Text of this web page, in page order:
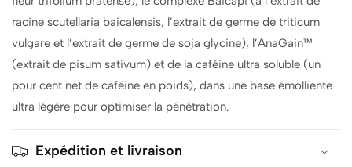
racine scutellaria baicalensis, l’extrait de germe de triticum
vulgare et l’extrait de germe de soja glycine), l’AnaGain™
(extrait de pisum sativum) et de la caféine ultra soluble (un
pour cent net de caféine en poids), dans une base émolliente
ultra légère pour optimiser la pénétration.
Expédition et livraison